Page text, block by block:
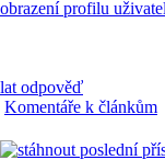
Komentáře k článkům